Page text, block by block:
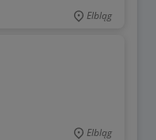
Elbląg
Elbląg